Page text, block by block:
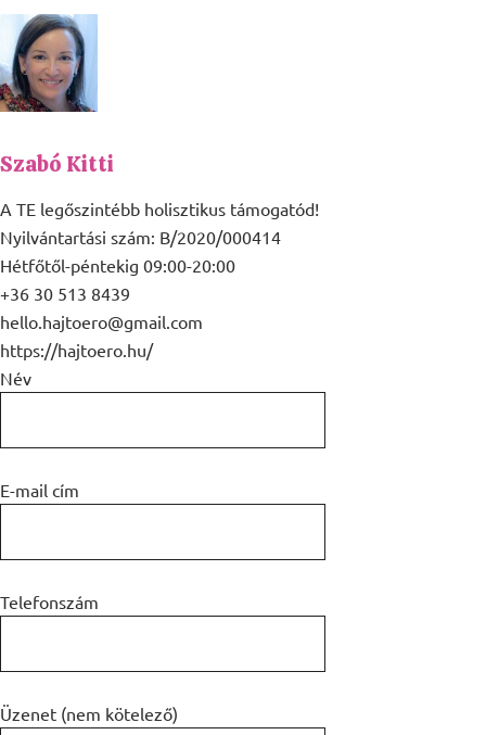
Szabó Kitti
A TE legőszintébb holisztikus támogatód!
Nyilvántartási szám: B/2020/000414
Hétfőtől-péntekig 09:00-20:00
+36 30 513 8439
hello.hajtoero@gmail.com
https://hajtoero.hu/
Név
E-mail cím
Telefonszám
Üzenet (nem kötelező)